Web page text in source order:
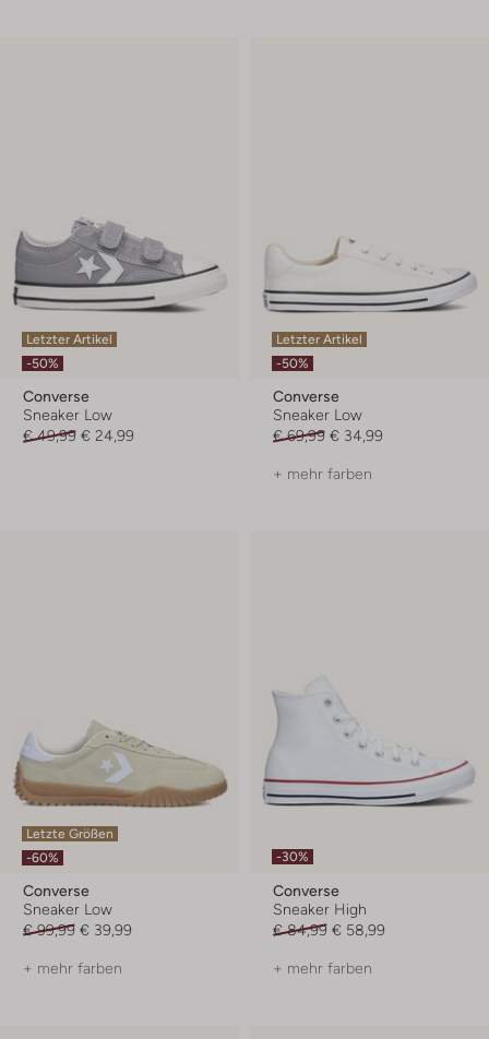
Letzter Artikel
-50%
Converse
Sneaker Low
€ 49,99 € 24,99
Letzter Artikel
-50%
Converse
Sneaker Low
€ 69,99 € 34,99
+ mehr farben
Letzte Größen
-60%
Converse
Sneaker Low
€ 99,99 € 39,99
+ mehr farben
-30%
Converse
Sneaker High
€ 84,99 € 58,99
+ mehr farben